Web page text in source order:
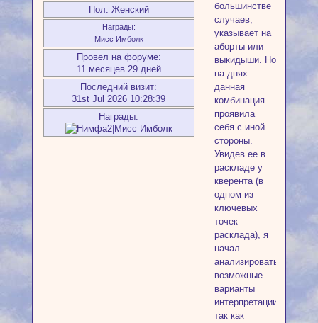
Пол: Женский
Награды:
Мисс Имболк
Провел на форуме:
11 месяцев 29 дней
Последний визит:
31st Jul 2026 10:28:39
Награды:
большинстве
случаев,
указывает на
аборты или
выкидыши. Но
на днях
данная
комбинация
проявила
себя с иной
стороны.
Увидев ее в
раскладе у
кверента (в
одном из
ключевых
точек
расклада), я
начал
анализировать
возможные
варианты
интерпретации,
так как